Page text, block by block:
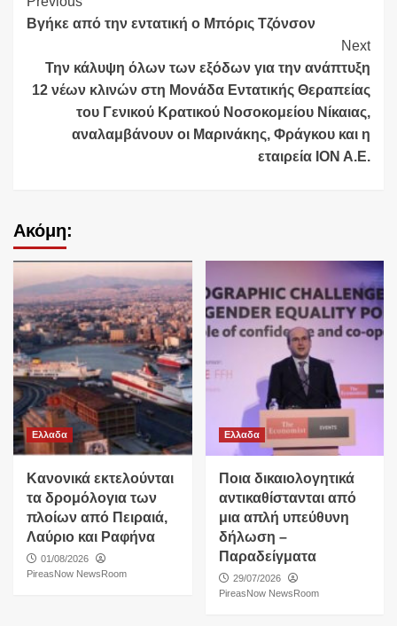
Reading
Βγήκε από την εντατική ο Μπόρις Τζόνσον
Next
Την κάλυψη όλων των εξόδων για την ανάπτυξη
12 νέων κλινών στη Μονάδα Εντατικής Θεραπείας
του Γενικού Κρατικού Νοσοκομείου Νίκαιας,
αναλαμβάνουν οι Μαρινάκης, Φράγκου και η
εταιρεία ΙΟΝ Α.Ε.
Ακόμη:
Ελλαδα
Κανονικά εκτελούνται
τα δρομόλογια των
πλοίων από Πειραιά,
Λαύριο και Ραφήνα
01/08/2026
PireasNow NewsRoom
Ελλαδα
Ποια δικαιολογητικά
αντικαθίστανται από
μια απλή υπεύθυνη
δήλωση –
Παραδείγματα
29/07/2026
PireasNow NewsRoom